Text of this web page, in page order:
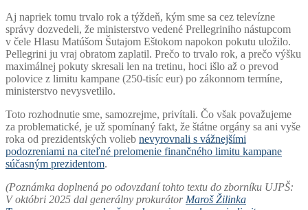
Aj napriek tomu trvalo rok a týždeň, kým sme sa cez televízne
správy dozvedeli, že ministerstvo vedené Prellegriniho nástupcom
v čele Hlasu Matúšom Šutajom Eštokom napokon pokutu uložilo.
Pellegrini ju vraj obratom zaplatil. Prečo to trvalo rok, a prečo výšku
maximálnej pokuty skresali len na tretinu, hoci išlo až o prevod
polovice z limitu kampane (250-tisíc eur) po zákonnom termíne,
ministerstvo nevysvetlilo.
Toto rozhodnutie sme, samozrejme, privítali. Čo však považujeme
za problematické, je už spomínaný fakt, že štátne orgány sa ani vyše
roka od prezidentských volieb nevyrovnali s vážnejšími
podozreniami na citeľné prelomenie finančného limitu kampane
súčasným prezidentom.
(Poznámka doplnená po odovzdaní tohto textu do zborníku UJPŠ:
V októbri 2025 dal generálny prokurátor Maroš Žilinka